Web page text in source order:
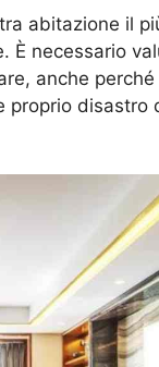
abitazione il
È necessario
anche perché
disastro